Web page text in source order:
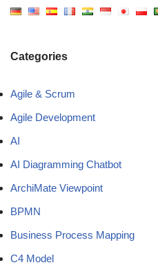
Categories
Agile & Scrum
Agile Development
AI
AI Diagramming Chatbot
ArchiMate Viewpoint
BPMN
Business Process Mapping
C4 Model